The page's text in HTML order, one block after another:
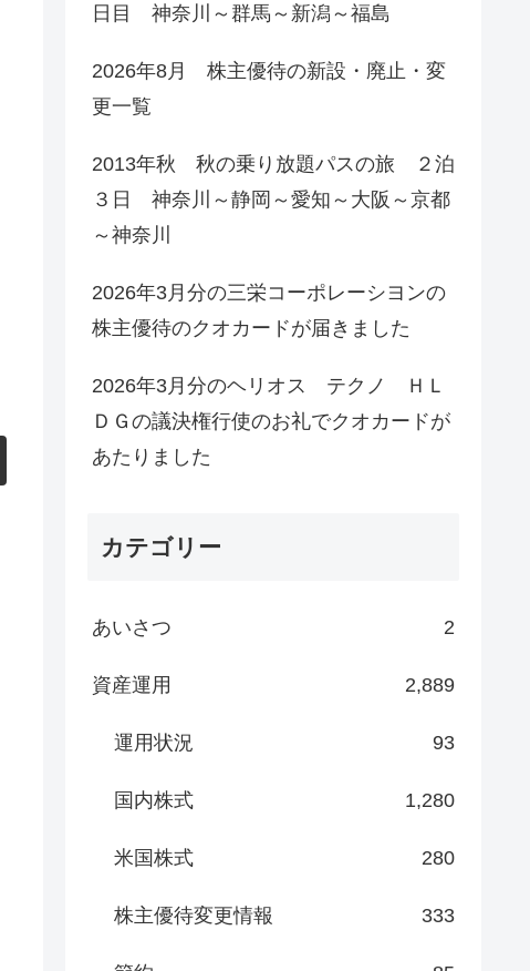
日目 神奈川～群馬～新潟～福島
2026年8月 株主優待の新設・廃止・変
更一覧
2013年秋 秋の乗り放題パスの旅 ２泊
３日 神奈川～静岡～愛知～大阪～京都
～神奈川
2026年3月分の三栄コーポレーシヨンの
株主優待のクオカードが届きました
2026年3月分のヘリオス テクノ ＨＬ
ＤＧの議決権行使のお礼でクオカードが
あたりました
カテゴリー
あいさつ 2
資産運用 2,889
運用状況 93
国内株式 1,280
米国株式 280
株主優待変更情報 333